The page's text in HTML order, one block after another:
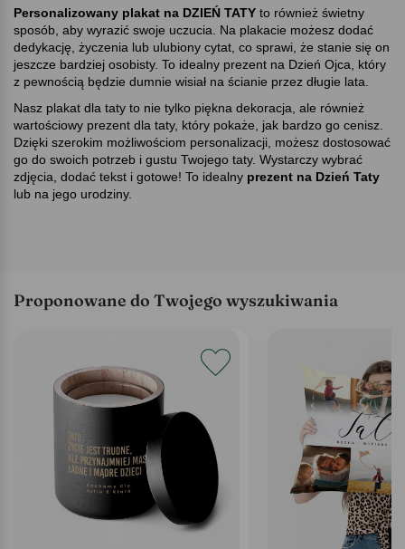
Personalizowany plakat na DZIEŃ TATY to również świetny
sposób, aby wyrazić swoje uczucia. Na plakacie możesz dodać
dedykację, życzenia lub ulubiony cytat, co sprawi, że stanie się on
jeszcze bardziej osobisty. To idealny prezent na Dzień Ojca, który
z pewnością będzie dumnie wisiał na ścianie przez długie lata.
Nasz plakat dla taty to nie tylko piękna dekoracja, ale również
wartościowy prezent dla taty, który pokaże, jak bardzo go cenisz.
Dzięki szerokim możliwościom personalizacji, możesz dostosować
go do swoich potrzeb i gustu Twojego taty. Wystarczy wybrać
zdjęcia, dodać tekst i gotowe! To idealny prezent na Dzień Taty
lub na jego urodziny.
Proponowane do Twojego wyszukiwania